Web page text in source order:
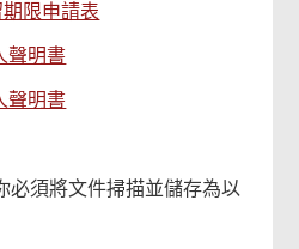
限申請表
聲明書
聲明書
必須將文件掃描並儲存為以